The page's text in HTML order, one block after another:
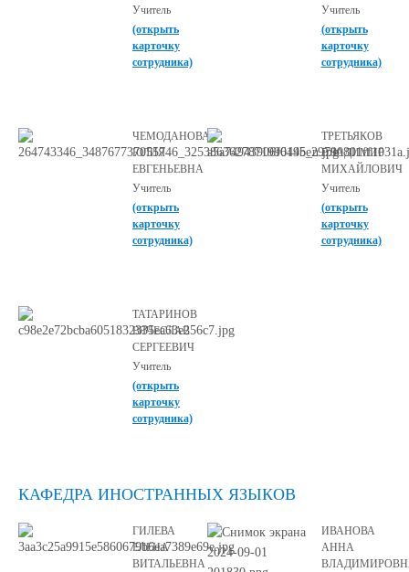
Учитель
(открыть
карточку
сотрудника)
Учитель
(открыть
карточку
сотрудника)
ЧЕМОДАНОВА
ЮЛИЯ
ЕВГЕНЬЕВНА
Учитель
(открыть
карточку
сотрудника)
ТРЕТЬЯКОВ
ВЛАДИМИР
МИХАЙЛОВИЧ
Учитель
(открыть
карточку
сотрудника)
ТАТАРИНОВ
ВЯЧЕСЛАВ
СЕРГЕЕВИЧ
Учитель
(открыть
карточку
сотрудника)
КАФЕДРА ИНОСТРАННЫХ ЯЗЫКОВ
ГИЛЕВА
ЕЛЕНА
ВИТАЛЬЕВНА
ИВАНОВА
АННА